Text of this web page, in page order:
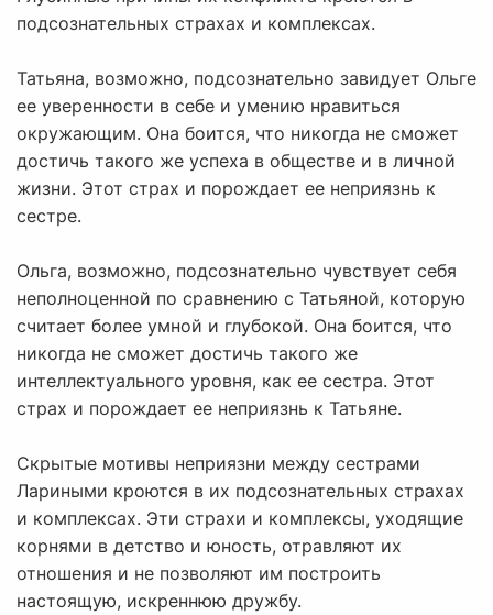
подсознательных страхах и комплексах.
Татьяна, возможно, подсознательно завидует Ольге
ее уверенности в себе и умению нравиться
окружающим. Она боится, что никогда не сможет
достичь такого же успеха в обществе и в личной
жизни. Этот страх и порождает ее неприязнь к
сестре.
Ольга, возможно, подсознательно чувствует себя
неполноценной по сравнению с Татьяной, которую
считает более умной и глубокой. Она боится, что
никогда не сможет достичь такого же
интеллектуального уровня, как ее сестра. Этот
страх и порождает ее неприязнь к Татьяне.
Скрытые мотивы неприязни между сестрами
Лариными кроются в их подсознательных страхах
и комплексах. Эти страхи и комплексы, уходящие
корнями в детство и юность, отравляют их
отношения и не позволяют им построить
настоящую, искреннюю дружбу.